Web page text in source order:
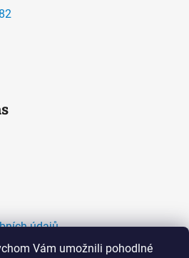
Vám umožnili pohodlné
údajů